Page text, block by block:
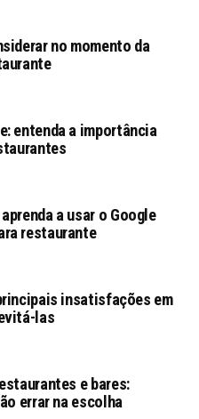
no momento da
entenda a importância
a usar o Google
restaurante
insatisfações em
las
e bares:
errar na escolha